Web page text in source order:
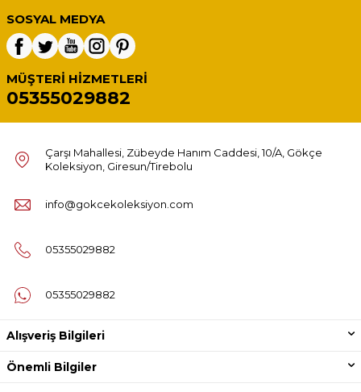
SOSYAL MEDYA
MÜŞTERI HIZMETLERI
05355029882
Çarşı Mahallesi, Zübeyde Hanım Caddesi, 10/A, Gökçe
Koleksiyon, Giresun/Tirebolu
info@gokcekoleksiyon.com
05355029882
05355029882
Alışveriş Bilgileri
Önemli Bilgiler